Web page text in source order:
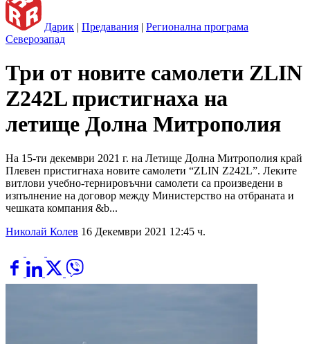
Дарик | Предавания | Регионална програма
Северозапад
Три от новите самолети ZLIN
Z242L пристигнаха на
летище Долна Митрополия
На 15-ти декември 2021 г. на Летище Долна Митрополия край
Плевен пристигнаха новите самолети “ZLIN Z242L”. Леките
витлови учебно-тернировъчни самолети са произведени в
изпълнение на договор между Министерство на отбраната и
чешката компания &b...
Николай Колев 16 Декември 2021 12:45 ч.